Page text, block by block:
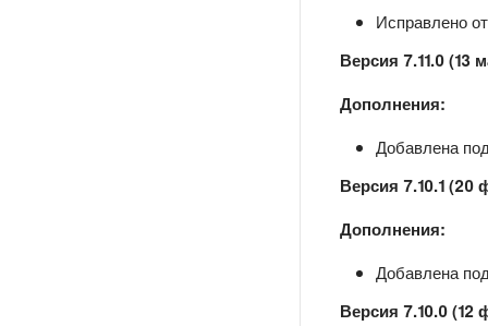
Исправлено
Версия 7.11.0 (13
Дополнения:
Добавлена
Версия 7.10.1 (20
Дополнения:
Добавлена
Версия 7.10.0 (12